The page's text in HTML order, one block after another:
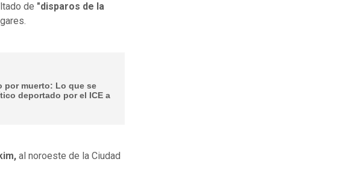
de "disparos de la
por muerto: Lo que se
deportado por el ICE a
al noroeste de la Ciudad